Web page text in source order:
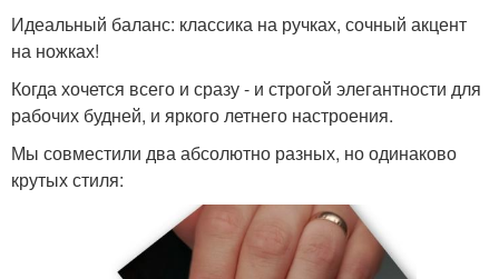
Идеальный баланс: классика на ручках, сочный акцент
на ножках!
Когда хочется всего и сразу - и строгой элегантности для
рабочих будней, и яркого летнего настроения.
Мы совместили два абсолютно разных, но одинаково
крутых стиля: